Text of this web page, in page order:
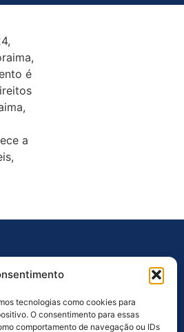
tecnologias como cookies para
O consentimento para essas
comportamento de navegação ou IDs
é
a